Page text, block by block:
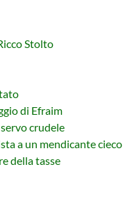
Stolto
di Efraim
crudele
a un mendicante cieco
della tasse